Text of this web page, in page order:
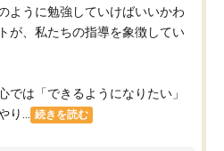
ように勉強していけばいいかわ
が、私たちの指導を象徴してい
では「できるようになりたい」
...
続きを読む